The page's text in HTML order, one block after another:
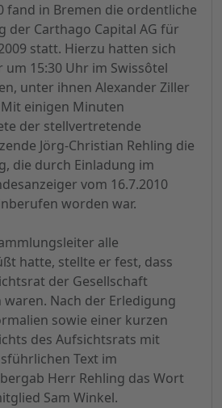
fand in Bremen die ordentliche
der Carthago Capital AG für
statt. Hierzu hatten sich
um 15:30 Uhr im Swissôtel
unter ihnen Alexander Ziller
Mit einigen Minuten
der stellvertretende
Jörg-Christian Rehling die
die durch Einladung im
vom 16.7.2010
worden war.
alle
hatte, stellte er fest, dass
der Gesellschaft
Nach der Erledigung
sowie einer kurzen
des Aufsichtsrats mit
Text im
Herr Rehling das Wort
Sam Winkel.